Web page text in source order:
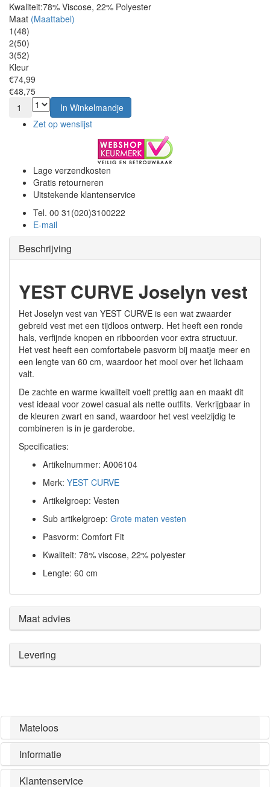
Kwaliteit:78% Viscose, 22% Polyester
Maat (Maattabel)
1(48)
2(50)
3(52)
Kleur
€74,99
€48,75
1
In Winkelmandje
Zet op wenslijst
Lage verzendkosten
Gratis retourneren
Uitstekende klantenservice
Tel. 00 31(020)3100222
E-mail
Beschrijving
YEST CURVE Joselyn vest
Het Joselyn vest van YEST CURVE is een wat zwaarder
gebreid vest met een tijdloos ontwerp. Het heeft een ronde
hals, verfijnde knopen en ribboorden voor extra structuur.
Het vest heeft een comfortabele pasvorm bij maatje meer en
een lengte van 60 cm, waardoor het mooi over het lichaam
valt.
De zachte en warme kwaliteit voelt prettig aan en maakt dit
vest ideaal voor zowel casual als nette outfits. Verkrijgbaar in
de kleuren zwart en sand, waardoor het vest veelzijdig te
combineren is in je garderobe.
Specificaties:
Artikelnummer: A006104
Merk: YEST CURVE
Artikelgroep: Vesten
Sub artikelgroep: Grote maten vesten
Pasvorm: Comfort Fit
Kwaliteit: 78% viscose, 22% polyester
Lengte: 60 cm
Maat advies
Levering
Mateloos
Informatie
Klantenservice